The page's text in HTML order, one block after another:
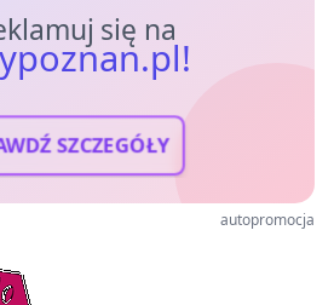
się na
SZCZEGÓŁY
autopromocja